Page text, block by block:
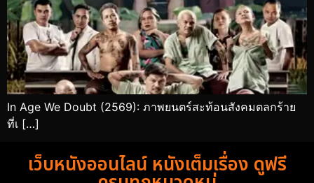
In Age We Doubt (2569): ภาพยนตร์สะท้อนสังคมตลกร้าย
ที่เ […]
เว็บหนังออนไลน์ หนังเต็มเรื่อง ดูฟรี